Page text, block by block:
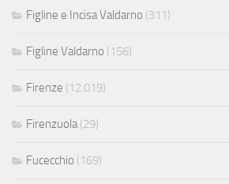
Figline e Incisa Valdarno (311)
Figline Valdarno (156)
Firenze (12.019)
Firenzuola(29)
Fucecchio (169)